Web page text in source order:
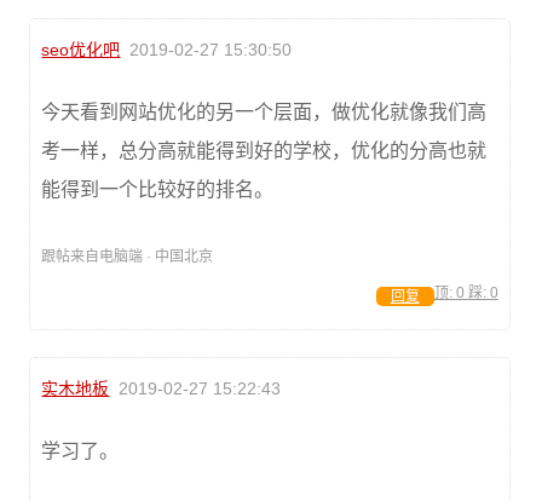
seo优化吧 2019-02-27 15:30:50
今天看到网站优化的另一个层面，做优化就像我们高
考一样，总分高就能得到好的学校，优化的分高也就
能得到一个比较好的排名。
跟帖来自电脑端 · 中国北京
顶: 0 踩: 0
回复
实木地板 2019-02-27 15:22:43
学习了。